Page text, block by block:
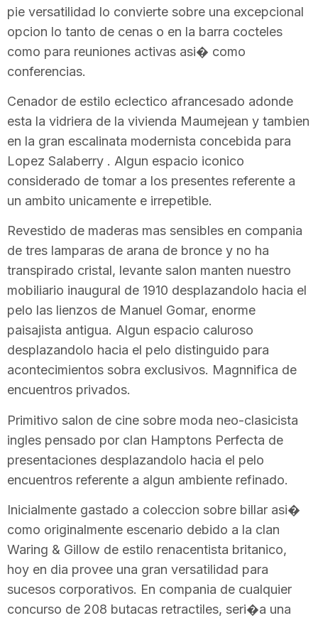
pie versatilidad lo convierte sobre una excepcional
opcion lo tanto de cenas o en la barra cocteles
como para reuniones activas asi� como
conferencias.
Cenador de estilo eclectico afrancesado adonde
esta la vidriera de la vivienda Maumejean y tambien
en la gran escalinata modernista concebida para
Lopez Salaberry . Algun espacio iconico
considerado de tomar a los presentes referente a
un ambito unicamente e irrepetible.
Revestido de maderas mas sensibles en compania
de tres lamparas de arana de bronce y no ha
transpirado cristal, levante salon manten nuestro
mobiliario inaugural de 1910 desplazandolo hacia el
pelo las lienzos de Manuel Gomar, enorme
paisajista antigua. Algun espacio caluroso
desplazandolo hacia el pelo distinguido para
acontecimientos sobra exclusivos. Magnnifica de
encuentros privados.
Primitivo salon de cine sobre moda neo-clasicista
ingles pensado por clan Hamptons Perfecta de
presentaciones desplazandolo hacia el pelo
encuentros referente a algun ambiente refinado.
Inicialmente gastado a coleccion sobre billar asi�
como originalmente escenario debido a la clan
Waring & Gillow de estilo renacentista britanico,
hoy en dia provee una gran versatilidad para
sucesos corporativos. En compania de cualquier
concurso de 208 butacas retractiles, seri�a una